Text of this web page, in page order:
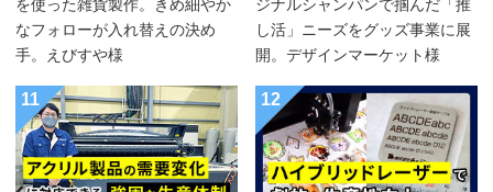
を使った雑貨製作。きめ細やか
なフォローが入れ替えの決め
手。えびすや様
ジナルシャンパンで掴んだ「推
し活」ニーズをグッズ事業に展
開。デザインマーケット様
11 12